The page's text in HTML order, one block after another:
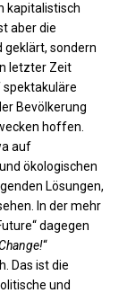
kapitalistisch
aber die
geklärt, sondern
letzter Zeit
spektakuläre
Bevölkerung
hoffen.
auf
ökologischen
Lösungen,
In der mehr
dagegen
“
Das ist die
und